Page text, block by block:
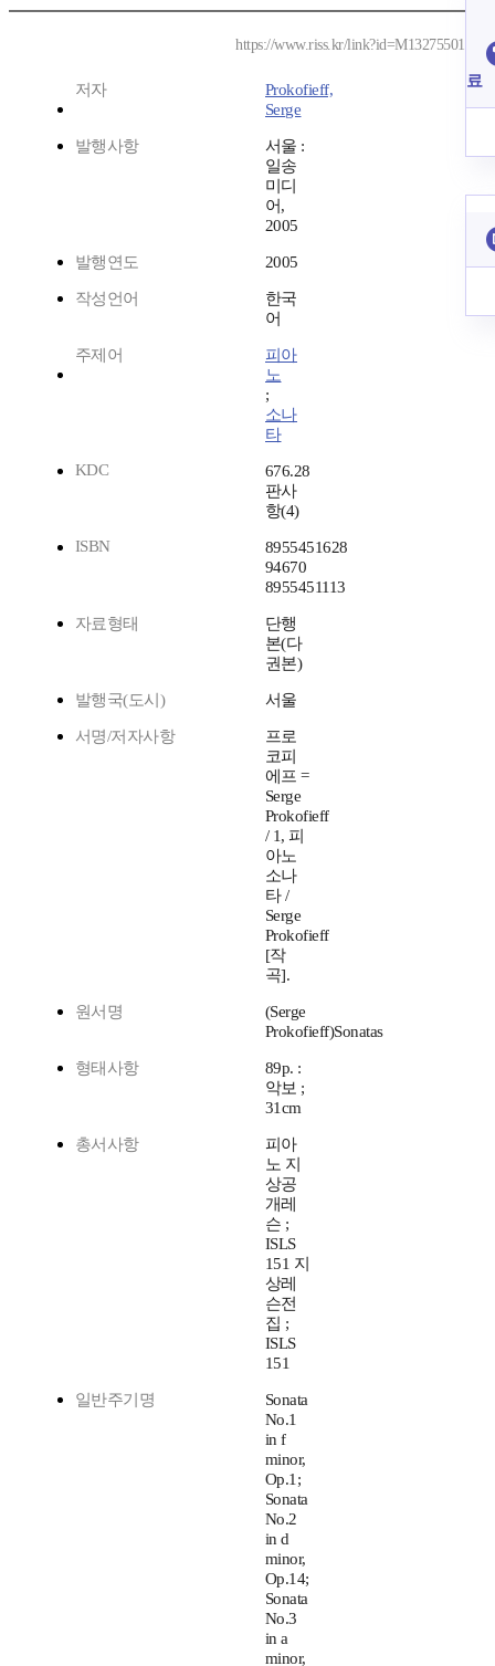
https://www.riss.kr/link?id=M13275501
저자
Prokofieff,
Serge
발행사항
서울 :
일송
미디
어,
2005
발행연도 2005
작성언어
한국
어
주제어
피아
노
;
소나
타
KDC
676.28
판사
항(4)
ISBN
8955451628
94670
8955451113
자료형태
단행
본(다
권본)
발행국(도시) 서울
서명/저자사항
프로
코피
에프 =
Serge
Prokofieff
/ 1, 피
아노
소나
타 /
Serge
Prokofieff
[작
곡].
원서명
(Serge
Prokofieff)Sonatas
형태사항
89p. :
악보 ;
31cm
총서사항
피아
노 지
상공
개레
슨 ;
ISLS
151 지
상레
슨전
집 ;
ISLS
151
일반주기명
Sonata
No.1
in f
minor,
Op.1;
Sonata
No.2
in d
minor,
Op.14;
Sonata
No.3
in a
minor,
료